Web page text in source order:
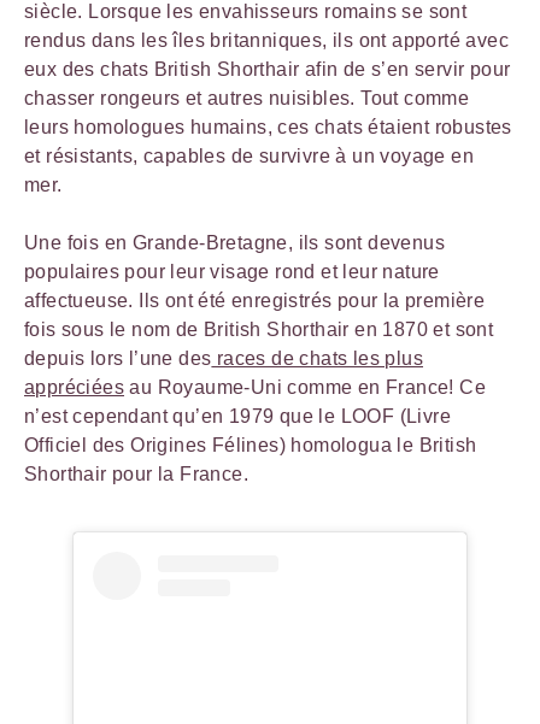
siècle. Lorsque les envahisseurs romains se sont
rendus dans les îles britanniques, ils ont apporté avec
eux des chats British Shorthair afin de s’en servir pour
chasser rongeurs et autres nuisibles. Tout comme
leurs homologues humains, ces chats étaient robustes
et résistants, capables de survivre à un voyage en
mer.
Une fois en Grande-Bretagne, ils sont devenus
populaires pour leur visage rond et leur nature
affectueuse. Ils ont été enregistrés pour la première
fois sous le nom de British Shorthair en 1870 et sont
depuis lors l’une des races de chats les plus
appréciées au Royaume-Uni comme en France! Ce
n’est cependant qu’en 1979 que le LOOF (Livre
Officiel des Origines Félines) homologua le British
Shorthair pour la France.